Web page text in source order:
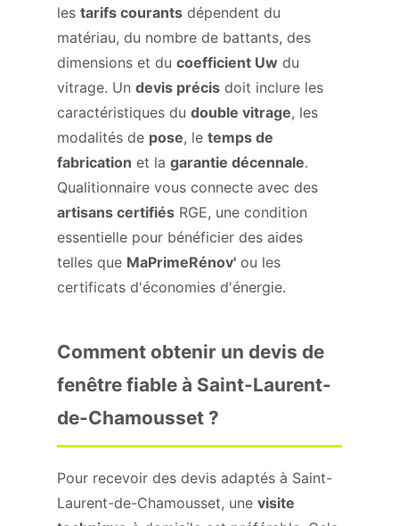
les tarifs courants dépendent du
matériau, du nombre de battants, des
dimensions et du coefficient Uw du
vitrage. Un devis précis doit inclure les
caractéristiques du double vitrage, les
modalités de pose, le temps de
fabrication et la garantie décennale.
Qualitionnaire vous connecte avec des
artisans certifiés RGE, une condition
essentielle pour bénéficier des aides
telles que MaPrimeRénov' ou les
certificats d'économies d'énergie.
Comment obtenir un devis de
fenêtre fiable à Saint-Laurent-
de-Chamousset ?
Pour recevoir des devis adaptés à Saint-
Laurent-de-Chamousset, une visite